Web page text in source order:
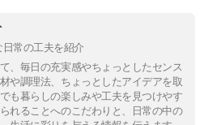
常の工夫を紹介
、毎日の充実感やちょっとしたセンス
や調理法、ちょっとしたアイデアを取
も暮らしの楽しみや工夫を見つけやす
れることへのこだわりと、日常の中の